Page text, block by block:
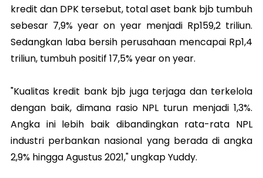
kredit dan DPK tersebut, total aset bank bjb tumbuh
sebesar 7,9% year on year menjadi Rp159,2 triliun.
Sedangkan laba bersih perusahaan mencapai Rp1,4
triliun, tumbuh positif 17,5% year on year.
"Kualitas kredit bank bjb juga terjaga dan terkelola
dengan baik, dimana rasio NPL turun menjadi 1,3%.
Angka ini lebih baik dibandingkan rata-rata NPL
industri perbankan nasional yang berada di angka
2,9% hingga Agustus 2021," ungkap Yuddy.